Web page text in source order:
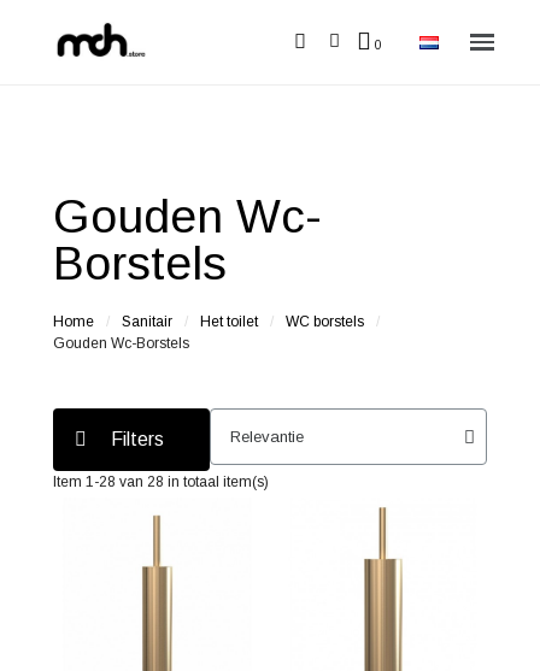
Gouden Wc-
Borstels
Home Sanitair Het toilet
WC borstels
Gouden Wc-Borstels
Filters
Item 1-28 van 28 in totaal item(s)